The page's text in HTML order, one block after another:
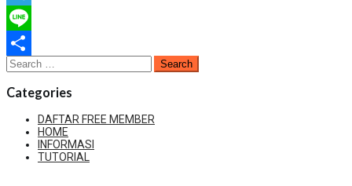
Telegram
Line
Share
Search
for:
Categories
DAFTAR FREE MEMBER
HOME
INFORMASI
TUTORIAL